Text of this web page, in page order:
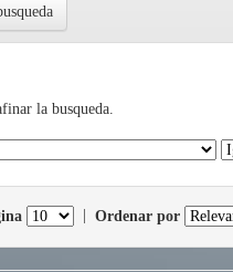
la busqueda.
Ordenar por